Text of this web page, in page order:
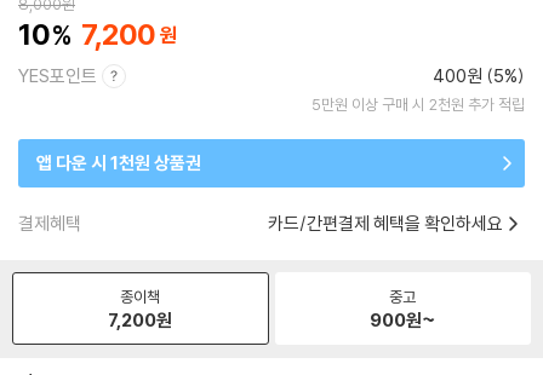
10 7,200
YES포인트 400원 (5%)
5만원 이상 구매 시 2천원 추가 적립
앱 다운 시 1천원 상품권
결제혜택 카드/간편결제 혜택을 확인하세요
종이책
7,200원
중고
900원~